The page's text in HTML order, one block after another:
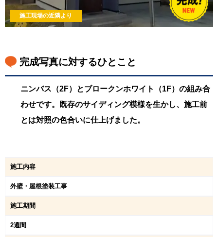
施工現場の近隣より
完成写真に対するひとこと
ニンバス（2F）とブロークンホワイト（1F）の組み合
わせです。既存のサイディング模様を生かし、施工前
とは対照の色合いに仕上げました。
施工内容
外壁・屋根塗装工事
施工期間
2週間